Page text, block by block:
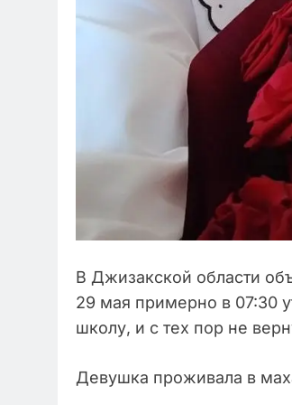
В Джизакской области
29 мая примерно в 07:30
школу, и с тех пор не
Девушка проживала в